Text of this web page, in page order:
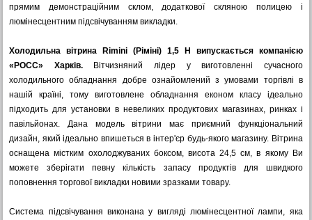
прямим демонстраційним склом, додаткової скляною полицею і
люмінесцентним підсвічуванням викладки.
Холодильна вітрина Rimini (Ріміні) 1,5 H випускається компанією
«РОСС» Харків.
Вітчизняний лідер у виготовленні сучасного
холодильного обладнання добре ознайомлений з умовами торгівлі в
нашій країні, тому виготовлене обладнання економ класу ідеально
підходить для установки в невеликих продуктових магазинах, ринках і
павільйонах. Дана модель вітрини має приємний функціональний
дизайн, який ідеально впишеться в інтер'єр будь-якого магазину. Вітрина
оснащена містким охолоджуваних боксом, висота 24,5 см, в якому Ви
можете зберігати певну кількість запасу продуктів для швидкого
поповнення торгової викладки новими зразками товару.
Система підсвічування виконана у вигляді люмінесцентної лампи, яка